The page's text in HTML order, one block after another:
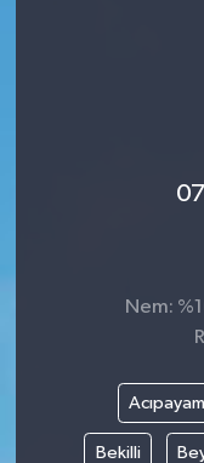
Nem:
Acıpayam
Bekilli
Yaşam
Yurttan